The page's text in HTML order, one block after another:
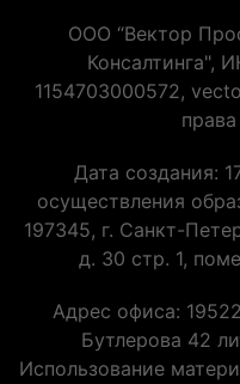
ООО “Вектор
Консалтинга",
1154703000572,
Дата создания:
осуществления
197345, г. Санкт-
д. 30 стр. 1,
Адрес офиса:
Бутлерова 42
Использование